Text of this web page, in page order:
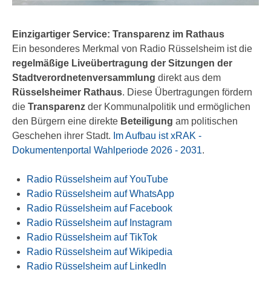
Einzigartiger Service: Transparenz im Rathaus
Ein besonderes Merkmal von Radio Rüsselsheim ist die
regelmäßige Liveübertragung der Sitzungen der
Stadtverordnetenversammlung direkt aus dem
Rüsselsheimer Rathaus. Diese Übertragungen fördern
die Transparenz der Kommunalpolitik und ermöglichen
den Bürgern eine direkte Beteiligung am politischen
Geschehen ihrer Stadt. Im Aufbau ist xRAK -
Dokumentenportal Wahlperiode 2026 - 2031.
Radio Rüsselsheim auf YouTube
Radio Rüsselsheim auf WhatsApp
Radio Rüsselsheim auf Facebook
Radio Rüsselsheim auf Instagram
Radio Rüsselsheim auf TikTok
Radio Rüsselsheim auf Wikipedia
Radio Rüsselsheim auf LinkedIn